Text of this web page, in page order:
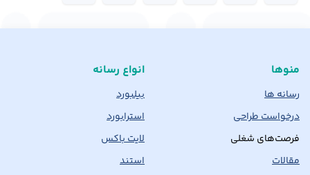
منوها
رسانه ها
درخواست طراحی
فرصت‌های شغلی
مقالات
انواع رسانه
بیلبورد
استرابورد
لایت باکس
استند